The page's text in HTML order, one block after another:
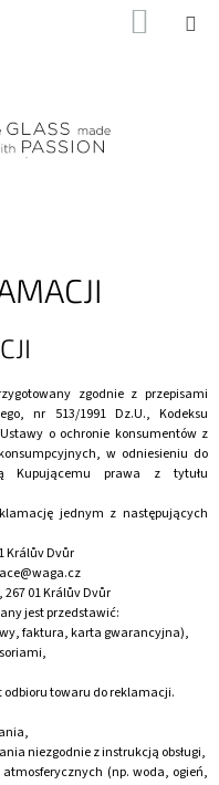
zgodnie z przepisami
nr 513/1991 Dz.U., Kodeksu
o ochronie konsumentów z
w odniesieniu do
Kupującemu prawa z tytułu
jednym z następujących
Králův Dvůr
267 01 Králův Dvůr
jest przedstawić:
faktura, karta gwarancyjna),
towaru do reklamacji.
niezgodnie z instrukcją obsługi,
(np. woda, ogień,